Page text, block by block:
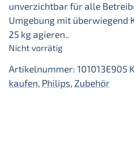
unverzichtbar für alle
Umgebung mit überwiegend
25 kg agieren..
Nicht vorrätig
Artikelnummer: 101013E905
kaufen, Philips, Zubehör